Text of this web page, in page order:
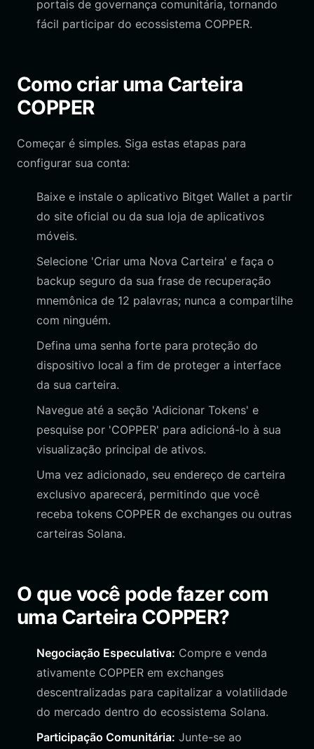
portais de governança comunitária, tornando
fácil participar do ecossistema COPPER.
Como criar uma Carteira
COPPER
Começar é simples. Siga estas etapas para
configurar sua conta:
Baixe e instale o aplicativo Bitget Wallet a partir
do site oficial ou da sua loja de aplicativos
móveis.
Selecione 'Criar uma Nova Carteira' e faça o
backup seguro da sua frase de recuperação
mnemônica de 12 palavras; nunca a compartilhe
com ninguém.
Defina uma senha forte para proteção do
dispositivo local a fim de proteger a interface
da sua carteira.
Navegue até a seção 'Adicionar Tokens' e
pesquise por 'COPPER' para adicioná-lo à sua
visualização principal de ativos.
Uma vez adicionado, seu endereço de carteira
exclusivo aparecerá, permitindo que você
receba tokens COPPER de exchanges ou outras
carteiras Solana.
O que você pode fazer com
uma Carteira COPPER?
Negociação Especulativa: Compre e venda
ativamente COPPER em exchanges
descentralizadas para capitalizar a volatilidade
do mercado dentro do ecossistema Solana.
Participação Comunitária: Junte-se ao